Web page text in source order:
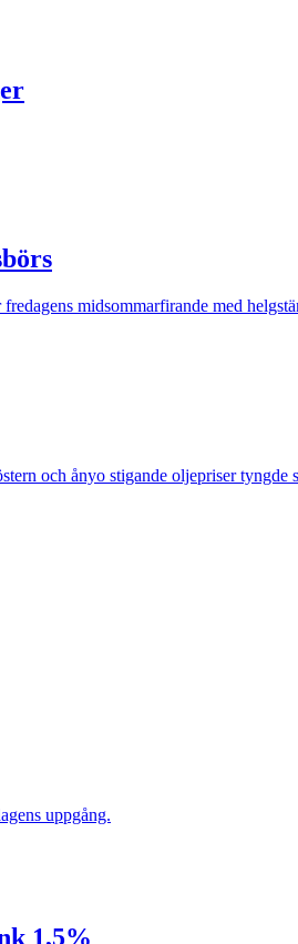
midsommarfirande med
och ånyo stigande oljepriser tyngde
uppgång.
1,5%